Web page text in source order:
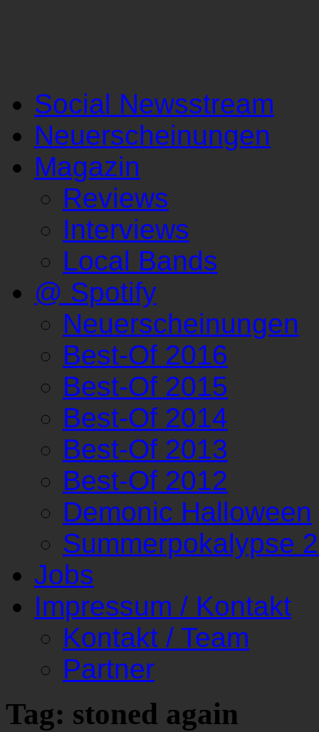
Social Newsstream
Neuerscheinungen
Magazin
Reviews
Interviews
Local Bands
@ Spotify
Neuerscheinungen
Best-Of 2016
Best-Of 2015
Best-Of 2014
Best-Of 2013
Best-Of 2012
Demonic Halloween
Summerpokalypse
Jobs
Impressum / Kontakt
Kontakt / Team
Partner
Tag: stoned again